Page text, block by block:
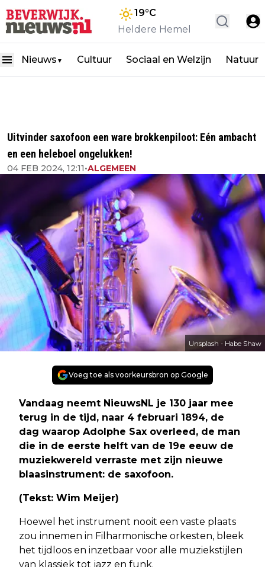
19°C
Heldere Hemel
Nieuws ▼ Cultuur Sociaal en Welzijn Natuur
Uitvinder saxofoon een ware brokkenpiloot: Eén ambacht
en een heleboel ongelukken!
04 FEB 2024, 12:11•ALGEMEEN
Unsplash - Habe Shaw
Voeg toe als voorkeursbron op Google
Vandaag neemt NieuwsNL je 130 jaar mee
terug in de tijd, naar 4 februari 1894, de
dag waarop Adolphe Sax overleed, de man
die in de eerste helft van de 19e eeuw de
muziekwereld verraste met zijn nieuwe
blaasinstrument: de saxofoon.
(Tekst: Wim Meijer)
Hoewel het instrument nooit een vaste plaats
zou innemen in Filharmonische orkesten, bleek
het tijdloos en inzetbaar voor alle muziekstijlen
van klassiek tot jazz en funk.